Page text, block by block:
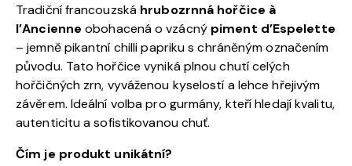
Tradiční francouzská hrubozrnná hořčice à
l’Ancienne obohacená o vzácný piment d’Espelette
– jemně pikantní chilli papriku s chráněným označením
původu. Tato hořčice vyniká plnou chutí celých
hořčičných zrn, vyváženou kyselostí a lehce hřejivým
závěrem. Ideální volba pro gurmány, kteří hledají kvalitu,
autenticitu a sofistikovanou chuť.
Čím je produkt unikátní?